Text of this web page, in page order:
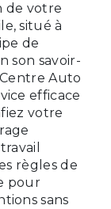
de votre
situé à
de
son savoir-
Auto
efficace
votre
règles de
pour
sans